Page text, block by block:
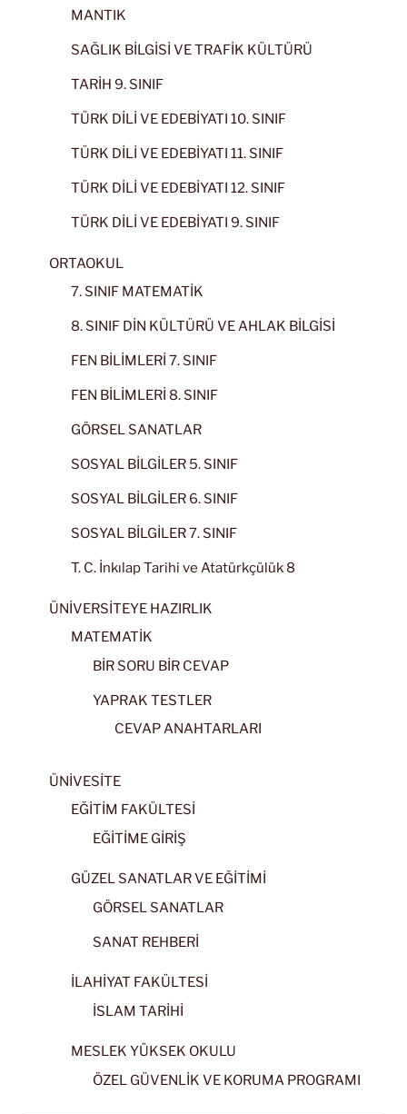
MANTIK
SAĞLIK BİLGİSİ VE TRAFİK KÜLTÜRÜ
TARİH 9. SINIF
TÜRK DİLİ VE EDEBİYATI 10. SINIF
TÜRK DİLİ VE EDEBİYATI 11. SINIF
TÜRK DİLİ VE EDEBİYATI 12. SINIF
TÜRK DİLİ VE EDEBİYATI 9. SINIF
ORTAOKUL
7. SINIF MATEMATİK
8. SINIF DİN KÜLTÜRÜ VE AHLAK BİLGİSİ
FEN BİLİMLERİ 7. SINIF
FEN BİLİMLERİ 8. SINIF
GÖRSEL SANATLAR
SOSYAL BİLGİLER 5. SINIF
SOSYAL BİLGİLER 6. SINIF
SOSYAL BİLGİLER 7. SINIF
T. C. İnkılap Tarihi ve Atatürkçülük 8
ÜNİVERSİTEYE HAZIRLIK
MATEMATİK
BİR SORU BİR CEVAP
YAPRAK TESTLER
CEVAP ANAHTARLARI
ÜNİVESİTE
EĞİTİM FAKÜLTESİ
EĞİTİME GİRİŞ
GÜZEL SANATLAR VE EĞİTİMİ
GÖRSEL SANATLAR
SANAT REHBERİ
İLAHİYAT FAKÜLTESİ
İSLAM TARİHİ
MESLEK YÜKSEK OKULU
ÖZEL GÜVENLİK VE KORUMA PROGRAMI